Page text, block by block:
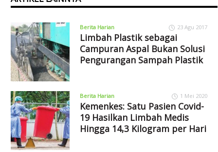
Berita Harian 23 Agu 2017
Limbah Plastik sebagai
Campuran Aspal Bukan Solusi
Pengurangan Sampah Plastik
Berita Harian 1 Mei 2020
Kemenkes: Satu Pasien Covid-
19 Hasilkan Limbah Medis
Hingga 14,3 Kilogram per Hari